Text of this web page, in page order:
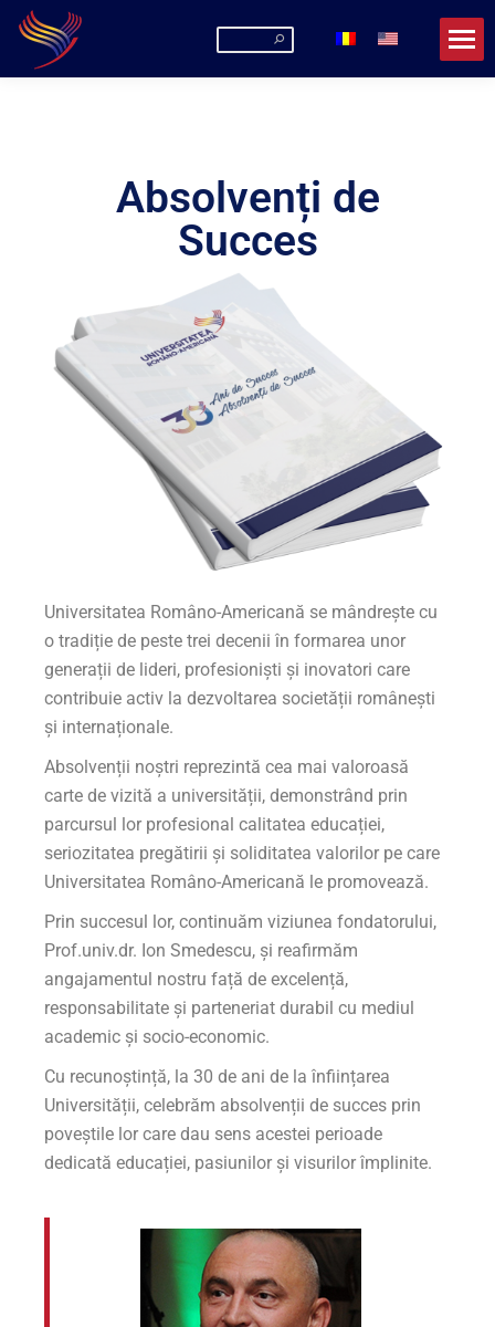
Absolvenți de
Succes
Universitatea Româno-Americană se mândrește cu
o tradiție de peste trei decenii în formarea unor
generații de lideri, profesioniști și inovatori care
contribuie activ la dezvoltarea societății românești
și internaționale.
Absolvenții noștri reprezintă cea mai valoroasă
carte de vizită a universității, demonstrând prin
parcursul lor profesional calitatea educației,
seriozitatea pregătirii și soliditatea valorilor pe care
Universitatea Româno-Americană le promovează.
Prin succesul lor, continuăm viziunea fondatorului,
Prof.univ.dr. Ion Smedescu, și reafirmăm
angajamentul nostru față de excelență,
responsabilitate și parteneriat durabil cu mediul
academic și socio-economic.
Cu recunoștință, la 30 de ani de la înființarea
Universității, celebrăm absolvenții de succes prin
poveștile lor care dau sens acestei perioade
dedicată educației, pasiunilor și visurilor împlinite.